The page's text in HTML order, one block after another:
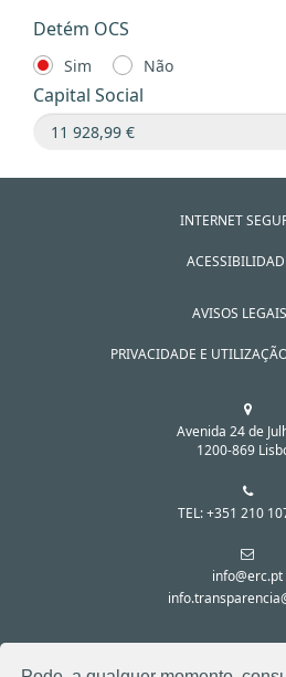
Detém OCS
Sim Não
Capital Social
INTERNET
AVISOS LEGAIS
PRIVACIDADE E
Avenida 24 de
1200-869
TEL: +351 210
info@erc.pt